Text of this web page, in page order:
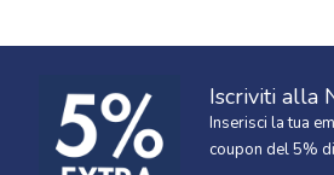
Iscriviti alla
Inserisci la tua
coupon del 5%